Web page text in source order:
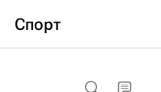
Спорт